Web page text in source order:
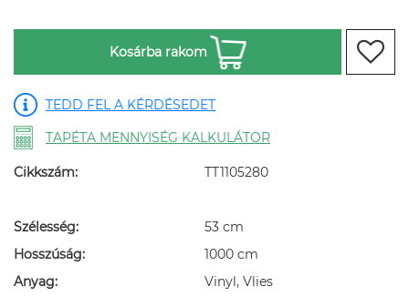
Kosárba rakom
TEDD FEL A KÉRDÉSEDET
TAPÉTA MENNYISÉG KALKULÁTOR
Cikkszám: TT1105280
Szélesség:
53 cm
Hosszúság:
1000 cm
Anyag:
Vinyl, Vlies